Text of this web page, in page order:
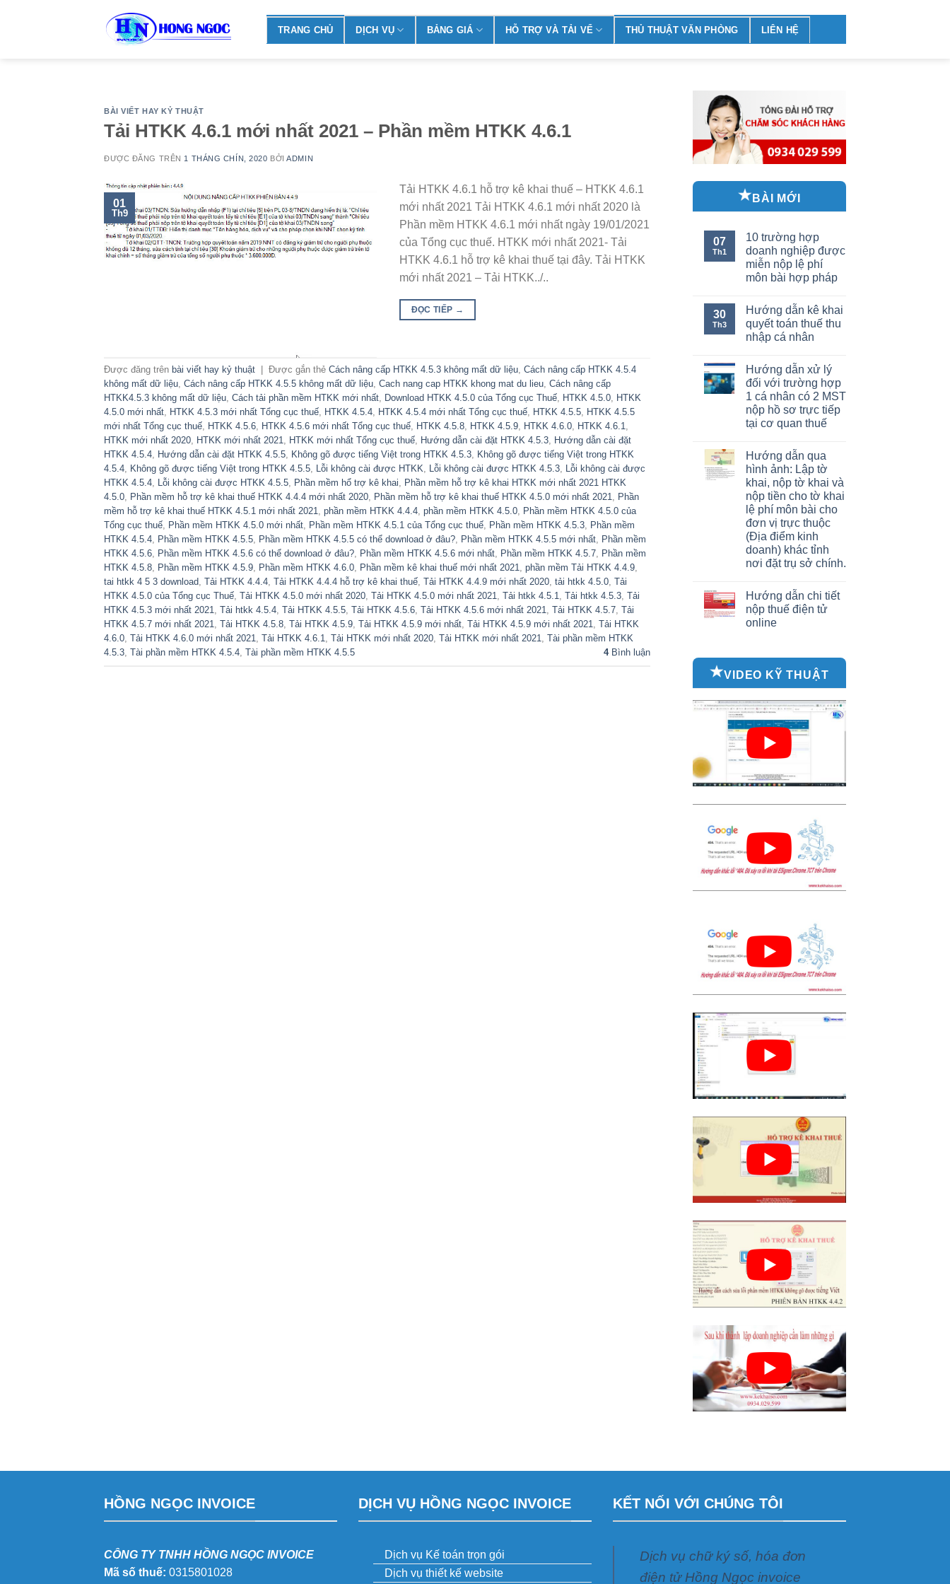
TRANG CHỦ DỊCH VỤ BẢNG GIÁ HỖ TRỢ VÀ TẢI VỂ THỦ THUẬT VĂN PHÒNG LIÊN HỆ
BÀI VIẾT HAY KỶ THUẬT
Tải HTKK 4.6.1 mới nhất 2021 – Phần mềm HTKK 4.6.1
ĐƯỢC ĐĂNG TRÊN 1 THÁNG CHÍN, 2020 BỞIADMIN
01
Th9
Tải HTKK 4.6.1 hỗ trợ kê khai thuế – HTKK 4.6.1
mới nhất 2021 Tải HTKK 4.6.1 mới nhất 2020 là
Phần mềm HTKK 4.6.1 mới nhất ngày 19/01/2021
của Tổng cục thuế. HTKK mới nhất 2021- Tải
HTKK 4.6.1 hỗ trợ kê khai thuế tại đây. Tải HTKK
mới nhất 2021 – Tải HTKK../..
ĐỌC TIẾP →
Được đăng trên bài viết hay kỷ thuật Được gắn thẻ Cách nâng cấp HTKK 4.5.3 không mất dữ liệu, Cách nâng cấp HTKK 4.5.4
không mất dữ liệu, Cách nâng cấp HTKK 4.5.5 không mất dữ liệu, Cach nang cap HTKK khong mat du lieu, Cách nâng cấp
HTKK4.5.3 không mất dữ liệu, Cách tải phần mềm HTKK mới nhất, Download HTKK 4.5.0 của Tổng cục Thuế, HTKK 4.5.0, HTKK
4.5.0 mới nhất, HTKK 4.5.3 mới nhất Tổng cục thuế, HTKK 4.5.4, HTKK 4.5.4 mới nhất Tổng cục thuế, HTKK 4.5.5, HTKK 4.5.5
mới nhất Tổng cục thuế, HTKK 4.5.6, HTKK 4.5.6 mới nhất Tổng cục thuế, HTKK 4.5.8, HTKK 4.5.9, HTKK 4.6.0, HTKK 4.6.1,
HTKK mới nhất 2020, HTKK mới nhất 2021, HTKK mới nhất Tổng cục thuế, Hướng dẫn cài đặt HTKK 4.5.3, Hướng dẫn cài đặt
HTKK 4.5.4, Hướng dẫn cài đặt HTKK 4.5.5, Không gõ được tiếng Việt trong HTKK 4.5.3, Không gõ được tiếng Việt trong HTKK
4.5.4, Không gõ được tiếng Việt trong HTKK 4.5.5, Lỗi không cài được HTKK, Lỗi không cài được HTKK 4.5.3, Lỗi không cài được
HTKK 4.5.4, Lỗi không cài được HTKK 4.5.5, Phần mềm hổ trợ kê khai, Phần mềm hỗ trợ kê khai HTKK mới nhất 2021 HTKK
4.5.0, Phần mềm hỗ trợ kê khai thuế HTKK 4.4.4 mới nhất 2020, Phần mềm hỗ trợ kê khai thuế HTKK 4.5.0 mới nhất 2021, Phần
mềm hỗ trợ kê khai thuế HTKK 4.5.1 mới nhất 2021, phần mềm HTKK 4.4.4, phần mềm HTKK 4.5.0, Phần mềm HTKK 4.5.0 của
Tổng cục thuế, Phần mềm HTKK 4.5.0 mới nhất, Phần mềm HTKK 4.5.1 của Tổng cục thuế, Phần mềm HTKK 4.5.3, Phần mềm
HTKK 4.5.4, Phần mềm HTKK 4.5.5, Phần mềm HTKK 4.5.5 có thể download ở đâu?, Phần mềm HTKK 4.5.5 mới nhất, Phần mềm
HTKK 4.5.6, Phần mềm HTKK 4.5.6 có thể download ở đâu?, Phần mềm HTKK 4.5.6 mới nhất, Phần mềm HTKK 4.5.7, Phần mềm
HTKK 4.5.8, Phần mềm HTKK 4.5.9, Phần mềm HTKK 4.6.0, Phần mềm kê khai thuế mới nhất 2021, phần mềm Tải HTKK 4.4.9,
tai htkk 4 5 3 download, Tải HTKK 4.4.4, Tải HTKK 4.4.4 hỗ trợ kê khai thuế, Tải HTKK 4.4.9 mới nhất 2020, tải htkk 4.5.0, Tải
HTKK 4.5.0 của Tổng cục Thuế, Tải HTKK 4.5.0 mới nhất 2020, Tải HTKK 4.5.0 mới nhất 2021, Tải htkk 4.5.1, Tải htkk 4.5.3, Tải
HTKK 4.5.3 mới nhất 2021, Tải htkk 4.5.4, Tải HTKK 4.5.5, Tải HTKK 4.5.6, Tải HTKK 4.5.6 mới nhất 2021, Tải HTKK 4.5.7, Tải
HTKK 4.5.7 mới nhất 2021, Tải HTKK 4.5.8, Tải HTKK 4.5.9, Tải HTKK 4.5.9 mới nhất, Tải HTKK 4.5.9 mới nhất 2021, Tải HTKK
4.6.0, Tải HTKK 4.6.0 mới nhất 2021, Tải HTKK 4.6.1, Tải HTKK mới nhất 2020, Tải HTKK mới nhất 2021, Tài phần mềm HTKK
4.5.3, Tài phần mềm HTKK 4.5.4, Tài phần mềm HTKK 4.5.5 4Bình luận
BÀI MỚI
07
Th1
10 trường hợp
doanh nghiệp được
miễn nộp lệ phí
môn bài hợp pháp
30
Th3
Hướng dẫn kê khai
quyết toán thuế thu
nhập cá nhân
Hướng dẫn xử lý
đối với trường hợp
1 cá nhân có 2 MST
nộp hồ sơ trực tiếp
tại cơ quan thuế
Hướng dẫn qua
hình ảnh: Lập tờ
khai, nộp tờ khai và
nộp tiền cho tờ khai
lệ phí môn bài cho
đơn vị trực thuộc
(Địa điểm kinh
doanh) khác tỉnh
nơi đặt trụ sở chính.
Hướng dẫn chi tiết
nộp thuế điện tử
online
VIDEO KỸ THUẬT
HỒNG NGỌC INVOICE
CÔNG TY TNHH HỒNG NGỌC INVOICE
Mã số thuế: 0315801028
DỊCH VỤ HỒNG NGỌC INVOICE
Dịch vụ Kế toán trọn gói
Dịch vụ thiết kế website
KẾT NỐI VỚI CHÚNG TÔI
Dịch vụ chữ ký số, hóa đơn
điện tử Hồng Ngọc invoice